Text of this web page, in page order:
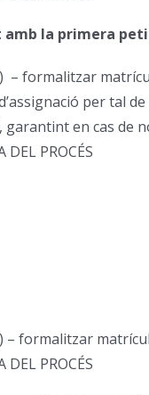
la primera
formalitzar
per tal
en cas de
PROCÉS
formalitzar
PROCÉS